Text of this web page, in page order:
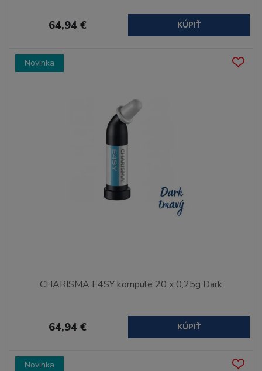
64,94 € KÚPIŤ
Novinka
CHARISMA E4SY kompule 20 x 0,25g Dark
64,94 € KÚPIŤ
Novinka